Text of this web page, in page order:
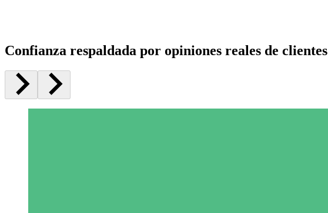
Confianza respaldada por opiniones reales de clientes